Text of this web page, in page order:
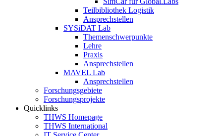
Teilbibliothek Logistik
Ansprechstellen
SYSiDAT Lab
Themenschwerpunkte
Lehre
Praxis
Ansprechstellen
MAVEL Lab
Ansprechstellen
Forschungsgebiete
Forschungsprojekte
Quicklinks
THWS Homepage
THWS International